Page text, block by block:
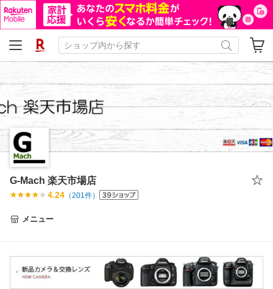
G-Mach 楽天市場店
4.24 （201件）
メニュー